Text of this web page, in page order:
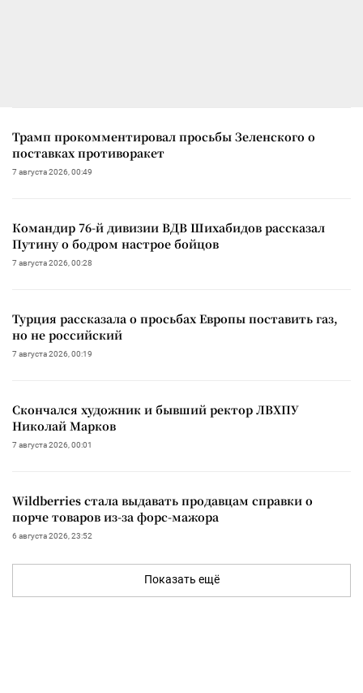
Трамп прокомментировал просьбы Зеленского о
поставках противоракет
7 августа 2026, 00:49
Командир 76-й дивизии ВДВ Шихабидов рассказал
Путину о бодром настрое бойцов
7 августа 2026, 00:28
Турция рассказала о просьбах Европы поставить газ,
но не российский
7 августа 2026, 00:19
Скончался художник и бывший ректор ЛВХПУ
Николай Марков
7 августа 2026, 00:01
Wildberries стала выдавать продавцам справки о
порче товаров из-за форс-мажора
6 августа 2026, 23:52
Показать ещё